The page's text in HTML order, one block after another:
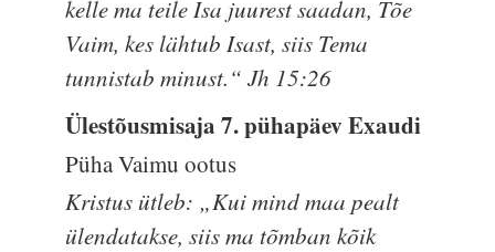
kelle ma teile Isa juurest saadan, Tõe
Vaim, kes lähtub Isast, siis Tema
tunnistab minust.“ Jh 15:26
Ülestõusmisaja 7. pühapäev Exaudi
Püha Vaimu ootus
Kristus ütleb: „Kui mind maa pealt
ülendatakse, siis ma tõmban kõik